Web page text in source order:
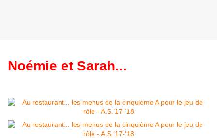
Noémie et Sarah...